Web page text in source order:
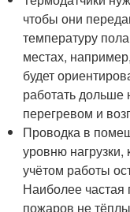
чтобы они
температуру
местах,
будет
работать дольше
перегревом и
Проводка в
уровню нагрузки,
учётом работы
Наиболее частая
пожаров не